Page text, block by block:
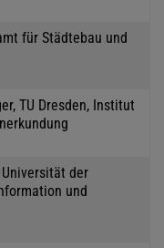
für Städtebau und
TU Dresden, Institut
der
und